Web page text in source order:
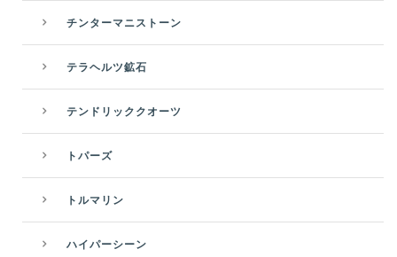
チンターマニストーン
テラヘルツ鉱石
テンドリッククオーツ
トパーズ
トルマリン
ハイパーシーン